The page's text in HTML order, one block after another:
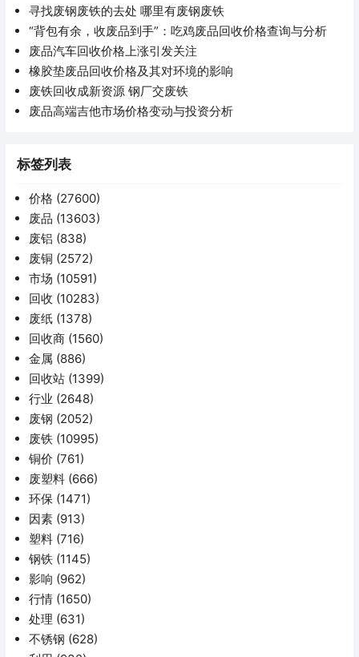
寻找废钢废铁的去处 哪里有废钢废铁
“背包有余，收废品到手”：吃鸡废品回收价格查询与分析
废品汽车回收价格上涨引发关注
橡胶垫废品回收价格及其对环境的影响
废铁回收成新资源 钢厂交废铁
废品高端吉他市场价格变动与投资分析
标签列表
价格 (27600)
废品 (13603)
废铝 (838)
废铜 (2572)
市场 (10591)
回收 (10283)
废纸 (1378)
回收商 (1560)
金属 (886)
回收站 (1399)
行业 (2648)
废钢 (2052)
废铁 (10995)
铜价 (761)
废塑料 (666)
环保 (1471)
因素 (913)
塑料 (716)
钢铁 (1145)
影响 (962)
行情 (1650)
处理 (631)
不锈钢 (628)